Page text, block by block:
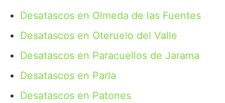
Desatascos en Olmeda de las Fuentes
Desatascos en Oteruelo del Valle
Desatascos en Paracuellos de Jarama
Desatascos en Parla
Desatascos en Patones